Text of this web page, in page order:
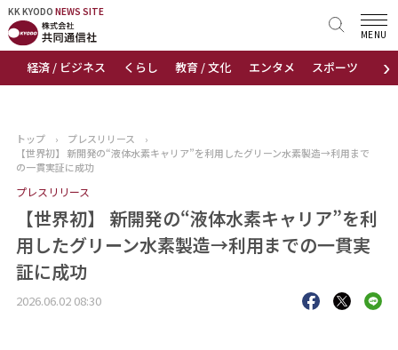
KK KYODO NEWS SITE
›
経済 / ビジネス くらし 教育 / 文化 エンタメ スポーツ 地域
MENU
KK KYODONEWS SITE
トップページ
ニュース
おすすめコンテンツ
出版物
会社概要
トップ › プレスリリース
›
【世界初】 新開発の“液体水素キャリア”を利用したグリーン水素製造→利用まで
の一貫実証に成功
プレスリリース
【世界初】 新開発の“液体水素キャリア”を利
用したグリーン水素製造→利用までの一貫実
証に成功
2026.06.02 08:30